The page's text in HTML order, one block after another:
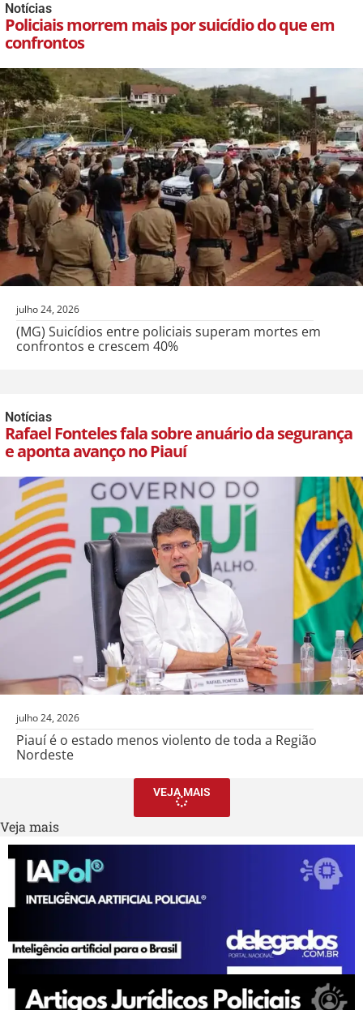
Notícias
Policiais morrem mais por suicídio do que em
confrontos
julho 24, 2026
(MG) Suicídios entre policiais superam mortes em
confrontos e crescem 40%
Notícias
Rafael Fonteles fala sobre anuário da segurança
e aponta avanço no Piauí
julho 24, 2026
Piauí é o estado menos violento de toda a Região
Nordeste
VEJA MAIS
Veja mais